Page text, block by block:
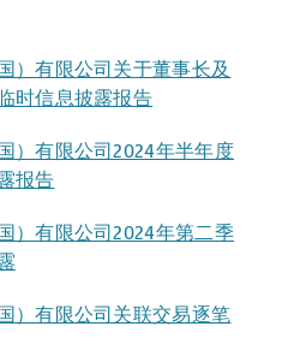
）有限公司关于董事长及
时信息披露报告
）有限公司2024年半年度
报告
）有限公司2024年第二季
）有限公司关联交易逐笔